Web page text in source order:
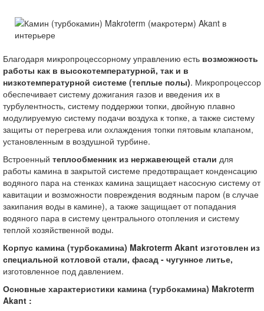
Благодаря микропроцессорному управлению есть возможность
работы как в высокотемпературной, так и в
низкотемпературной системе (теплые полы). Микропроцессор
обеспечивает систему дожигания газов и введения их в
турбулентность, систему поддержки топки, двойную плавно
модулируемую систему подачи воздуха к топке, а также систему
защиты от перегрева или охлаждения топки пятовым клапаном,
установленным в воздушной турбине.
Встроенный теплообменник из нержавеющей стали для
работы камина в закрытой системе предотвращает конденсацию
водяного пара на стенках камина защищает насосную систему от
кавитации и возможности повреждения водяным паром (в случае
закипания воды в камине), а также защищает от попадания
водяного пара в систему центрального отопления и систему
теплой хозяйственной воды.
Корпус камина (турбокамина) Makroterm Akant изготовлен из
специальной котловой стали, фасад - чугунное литье,
изготовленное под давлением.
Основные характеристики камина (турбокамина) Makroterm
Akant :